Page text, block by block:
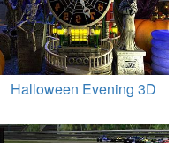
Halloween Evening 3D